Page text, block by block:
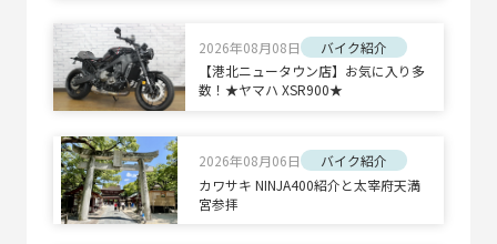
2026年08月08日
バイク紹介
【港北ニュータウン店】お気に入り多
数！★ヤマハ XSR900★
2026年08月06日
バイク紹介
カワサキ NINJA400紹介と太宰府天満
宮参拝